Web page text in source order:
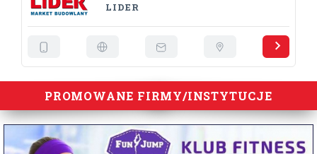
LIDER
PROMOWANE FIRMY/INSTYTUCJE